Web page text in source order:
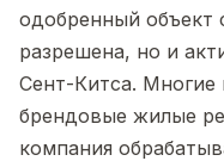
одобренный объект
разрешена, но и
Сент-Китса. Многие
брендовые жилые
компания